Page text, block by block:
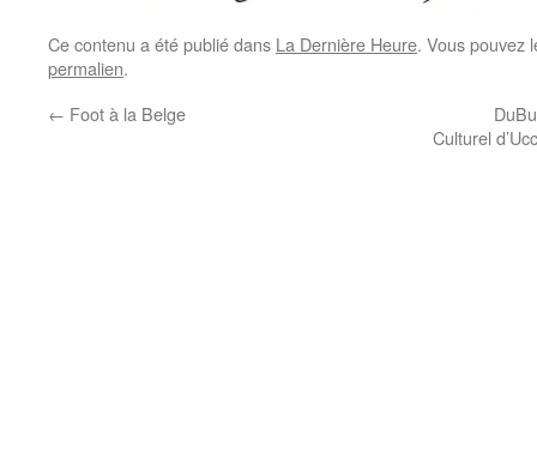
Ce contenu a été publié dans La Dernière Heure. Vous pouvez
permalien.
← Foot à la Belge
Culturel